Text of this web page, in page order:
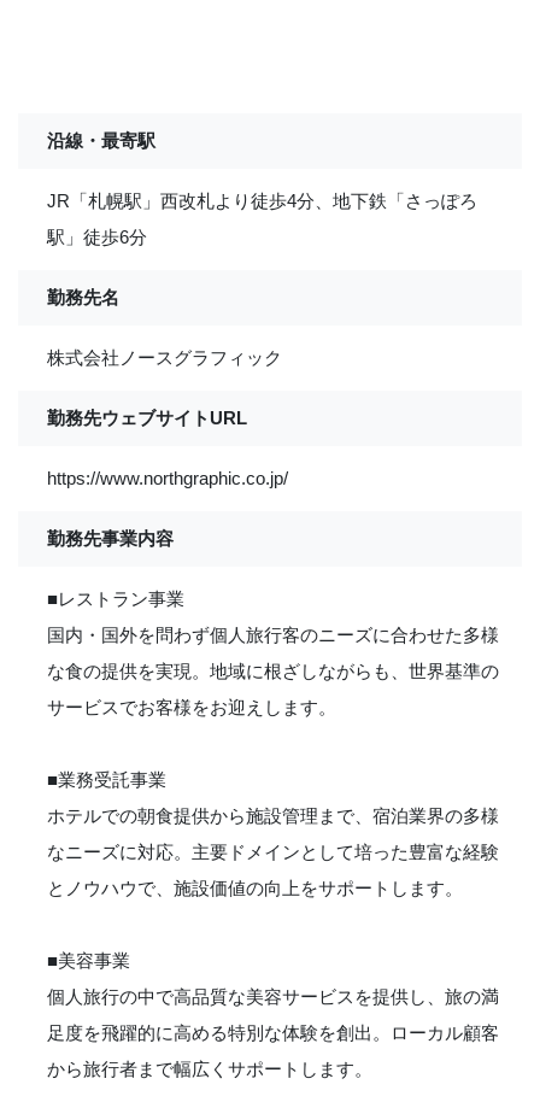
沿線・最寄駅
JR「札幌駅」西改札より徒歩4分、地下鉄「さっぽろ
駅」徒歩6分
勤務先名
株式会社ノースグラフィック
勤務先ウェブサイトURL
https://www.northgraphic.co.jp/
勤務先事業内容
■レストラン事業
国内・国外を問わず個人旅行客のニーズに合わせた多様
な食の提供を実現。地域に根ざしながらも、世界基準の
サービスでお客様をお迎えします。
■業務受託事業
ホテルでの朝食提供から施設管理まで、宿泊業界の多様
なニーズに対応。主要ドメインとして培った豊富な経験
とノウハウで、施設価値の向上をサポートします。
■美容事業
個人旅行の中で高品質な美容サービスを提供し、旅の満
足度を飛躍的に高める特別な体験を創出。ローカル顧客
から旅行者まで幅広くサポートします。